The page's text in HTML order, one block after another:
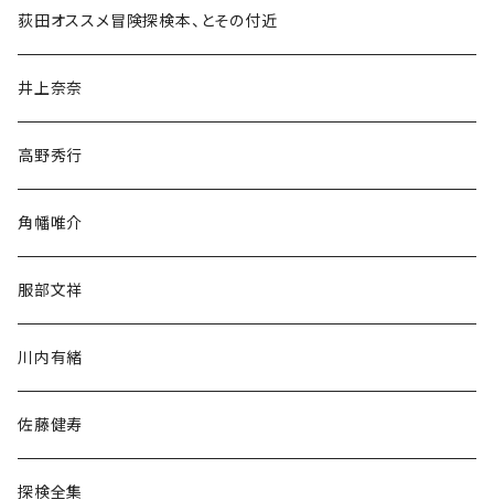
和書
文学・小説・物語
随筆・ノンフィクション・その他
民族・風習
荻田オススメ冒険探検本、とその付近
井上奈奈
高野秀行
角幡唯介
服部文祥
川内有緒
佐藤健寿
探検全集